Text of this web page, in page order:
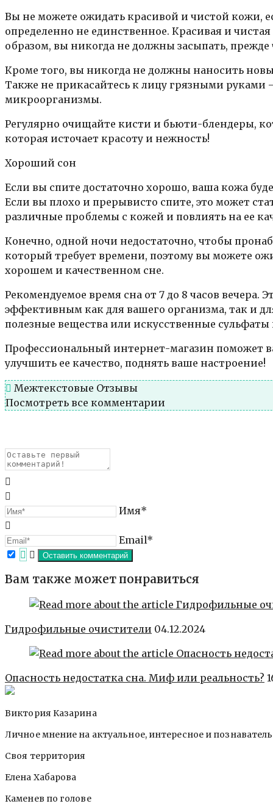
Вы не можете ожидать красивой и чистой кожи,
определенно не единственное. Красивая и
образом, вы никогда не должны засыпать,
Кроме того, вы никогда не должны наносить
Также не прикасайтесь к лицу грязными руками
микроорганизмы.
Регулярно очищайте кисти и бьюти-блендеры,
которая источает красоту и нежность!
Хороший сон
Если вы спите достаточно хорошо, ваша кожа
Если вы плохо и прерывисто спите, это может
различные проблемы с кожей и повлиять на ее
Конечно, одной ночи недостаточно, чтобы
который требует времени, поэтому вы можете
хорошем и качественном сне.
Рекомендуемое время сна от 7 до 8 часов
эффективным как для вашего организма, так и
полезные вещества или искусственные
Профессиональный интернет-магазин поможет
улучшить ее качество, поднять ваше настроение!
Межтекстовые Отзывы
Посмотреть все комментарии
Имя*
Email*
Вам также может понравиться
Гидрофильные очистители 04.12.2024
Опасность недостатка сна. Миф или реальность?
Виктория Казарина
Личное мнение на актуальное, интересное и
Своя территория
Елена Хабарова
Каменев по голове